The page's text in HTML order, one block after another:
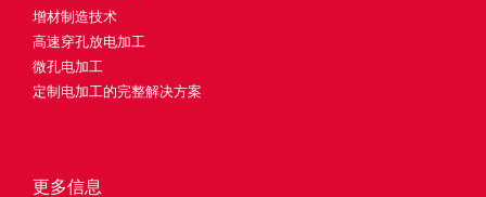
增材制造技术
高速穿孔放电加工
微孔电加工
定制电加工的完整解决方案
更多信息